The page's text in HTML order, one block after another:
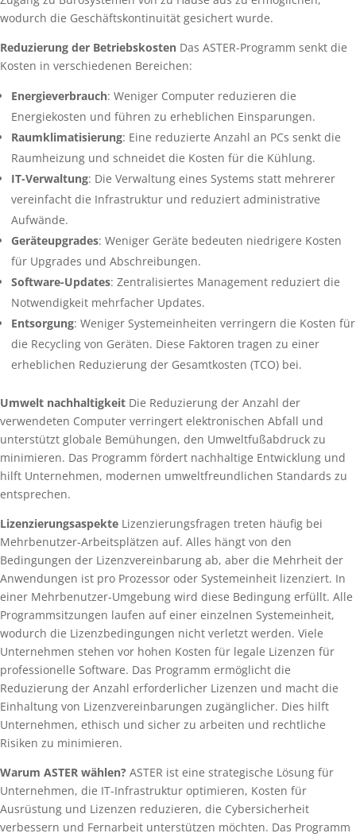
wodurch die Geschäftskontinuität gesichert wurde.
Reduzierung der Betriebskosten Das ASTER-Programm senkt die
Kosten in verschiedenen Bereichen:
Energieverbrauch: Weniger Computer reduzieren die
Energiekosten und führen zu erheblichen Einsparungen.
Raumklimatisierung: Eine reduzierte Anzahl an PCs senkt die
Raumheizung und schneidet die Kosten für die Kühlung.
IT-Verwaltung: Die Verwaltung eines Systems statt mehrerer
vereinfacht die Infrastruktur und reduziert administrative
Aufwände.
Geräteupgrades: Weniger Geräte bedeuten niedrigere Kosten
für Upgrades und Abschreibungen.
Software-Updates: Zentralisiertes Management reduziert die
Notwendigkeit mehrfacher Updates.
Entsorgung: Weniger Systemeinheiten verringern die Kosten für
die Recycling von Geräten. Diese Faktoren tragen zu einer
erheblichen Reduzierung der Gesamtkosten (TCO) bei.
Umwelt nachhaltigkeit Die Reduzierung der Anzahl der
verwendeten Computer verringert elektronischen Abfall und
unterstützt globale Bemühungen, den Umweltfußabdruck zu
minimieren. Das Programm fördert nachhaltige Entwicklung und
hilft Unternehmen, modernen umweltfreundlichen Standards zu
entsprechen.
Lizenzierungsaspekte Lizenzierungsfragen treten häufig bei
Mehrbenutzer-Arbeitsplätzen auf. Alles hängt von den
Bedingungen der Lizenzvereinbarung ab, aber die Mehrheit der
Anwendungen ist pro Prozessor oder Systemeinheit lizenziert. In
einer Mehrbenutzer-Umgebung wird diese Bedingung erfüllt. Alle
Programmsitzungen laufen auf einer einzelnen Systemeinheit,
wodurch die Lizenzbedingungen nicht verletzt werden. Viele
Unternehmen stehen vor hohen Kosten für legale Lizenzen für
professionelle Software. Das Programm ermöglicht die
Reduzierung der Anzahl erforderlicher Lizenzen und macht die
Einhaltung von Lizenzvereinbarungen zugänglicher. Dies hilft
Unternehmen, ethisch und sicher zu arbeiten und rechtliche
Risiken zu minimieren.
Warum ASTER wählen? ASTER ist eine strategische Lösung für
Unternehmen, die IT-Infrastruktur optimieren, Kosten für
Ausrüstung und Lizenzen reduzieren, die Cybersicherheit
verbessern und Fernarbeit unterstützen möchten. Das Programm